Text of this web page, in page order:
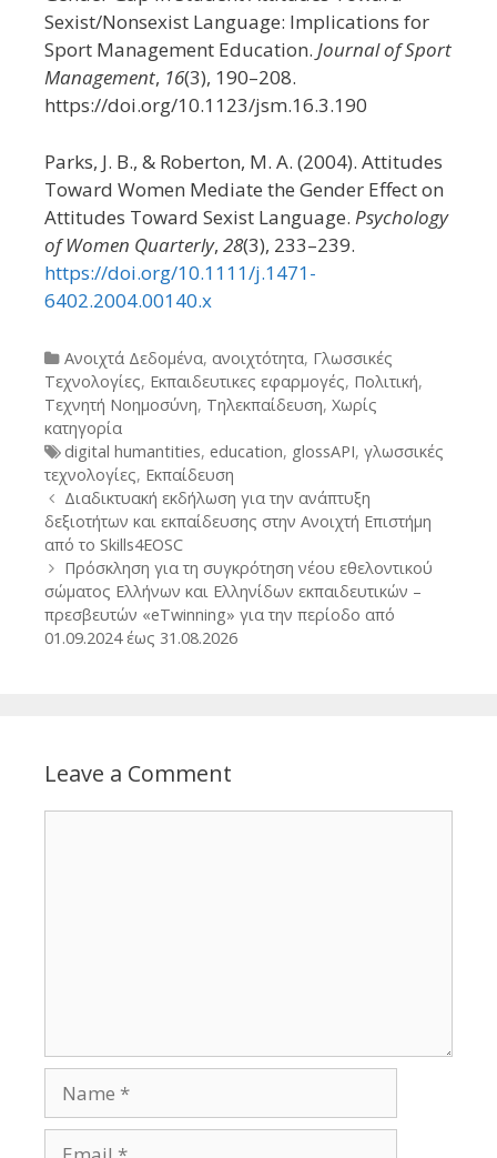
Sexist/Nonsexist Language: Implications for
Sport Management Education. Journal of Sport
Management, 16(3), 190–208.
https://doi.org/10.1123/jsm.16.3.190
Parks, J. B., & Roberton, M. A. (2004). Attitudes
Toward Women Mediate the Gender Effect on
Attitudes Toward Sexist Language. Psychology
of Women Quarterly, 28(3), 233–239.
https://doi.org/10.1111/j.1471-
6402.2004.00140.x
Categories
Ανοιχτά Δεδομένα, ανοιχτότητα, Γλωσσικές
Τεχνολογίες, Εκπαιδευτικες εφαρμογές, Πολιτική,
Τεχνητή Νοημοσύνη, Τηλεκπαίδευση, Χωρίς
κατηγορία
Tags
digital humantities, education, glossAPI, γλωσσικές
τεχνολογίες, Εκπαίδευση
Post
navigation
Διαδικτυακή εκδήλωση για την ανάπτυξη
δεξιοτήτων και εκπαίδευσης στην Ανοιχτή Επιστήμη
από το Skills4EOSC
Πρόσκληση για τη συγκρότηση νέου εθελοντικού
σώματος Ελλήνων και Ελληνίδων εκπαιδευτικών –
πρεσβευτών «eTwinning» για την περίοδο από
01.09.2024 έως 31.08.2026
Leave a Comment